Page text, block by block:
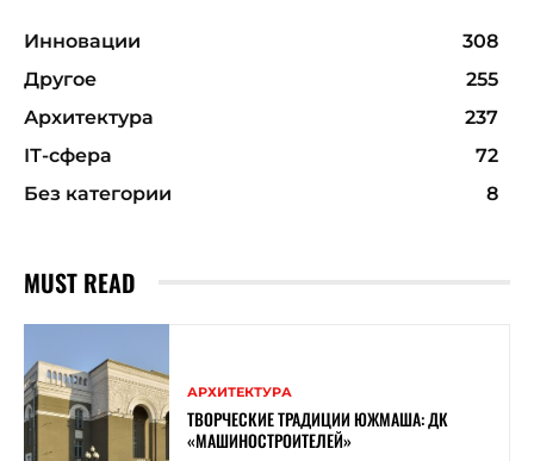
Инновации
308
Другое
255
Архитектура
237
ІТ-сфера
72
Без категории
8
MUST READ
АРХИТЕКТУРА
ТВОРЧЕСКИЕ ТРАДИЦИИ ЮЖМАША: ДК
«МАШИНОСТРОИТЕЛЕЙ»